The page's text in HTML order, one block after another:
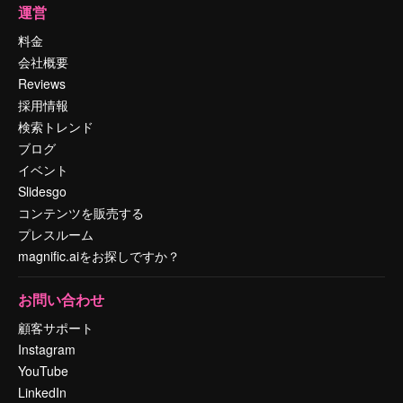
運営
料金
会社概要
Reviews
採用情報
検索トレンド
ブログ
イベント
Slidesgo
コンテンツを販売する
プレスルーム
magnific.aiをお探しですか？
お問い合わせ
顧客サポート
Instagram
YouTube
LinkedIn